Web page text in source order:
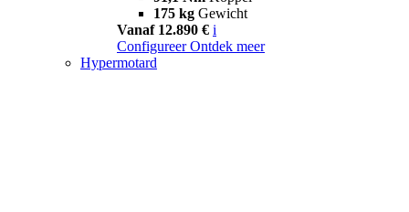
175 kg Gewicht
Vanaf 12.890 € i
Configureer Ontdek meer
Hypermotard